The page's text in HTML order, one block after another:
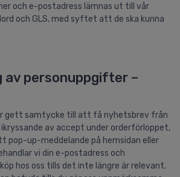
och e-postadress lämnas ut till vår
och GLS, med syftet att de ska kunna
av personuppgifter –
gett samtycke till att få nyhetsbrev från
av accept under orderförloppet,
pop-up-meddelande på hemsidan eller
vi din e-postadress och
hos oss tills det inte längre är relevant.